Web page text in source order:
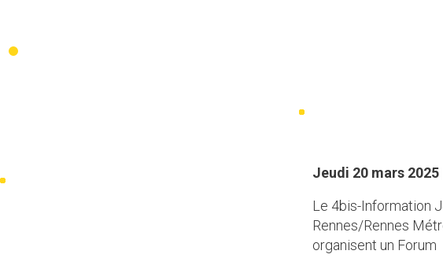
Jeudi 20 mars
Le 4bis-Information
Rennes/Rennes
organisent un Forum